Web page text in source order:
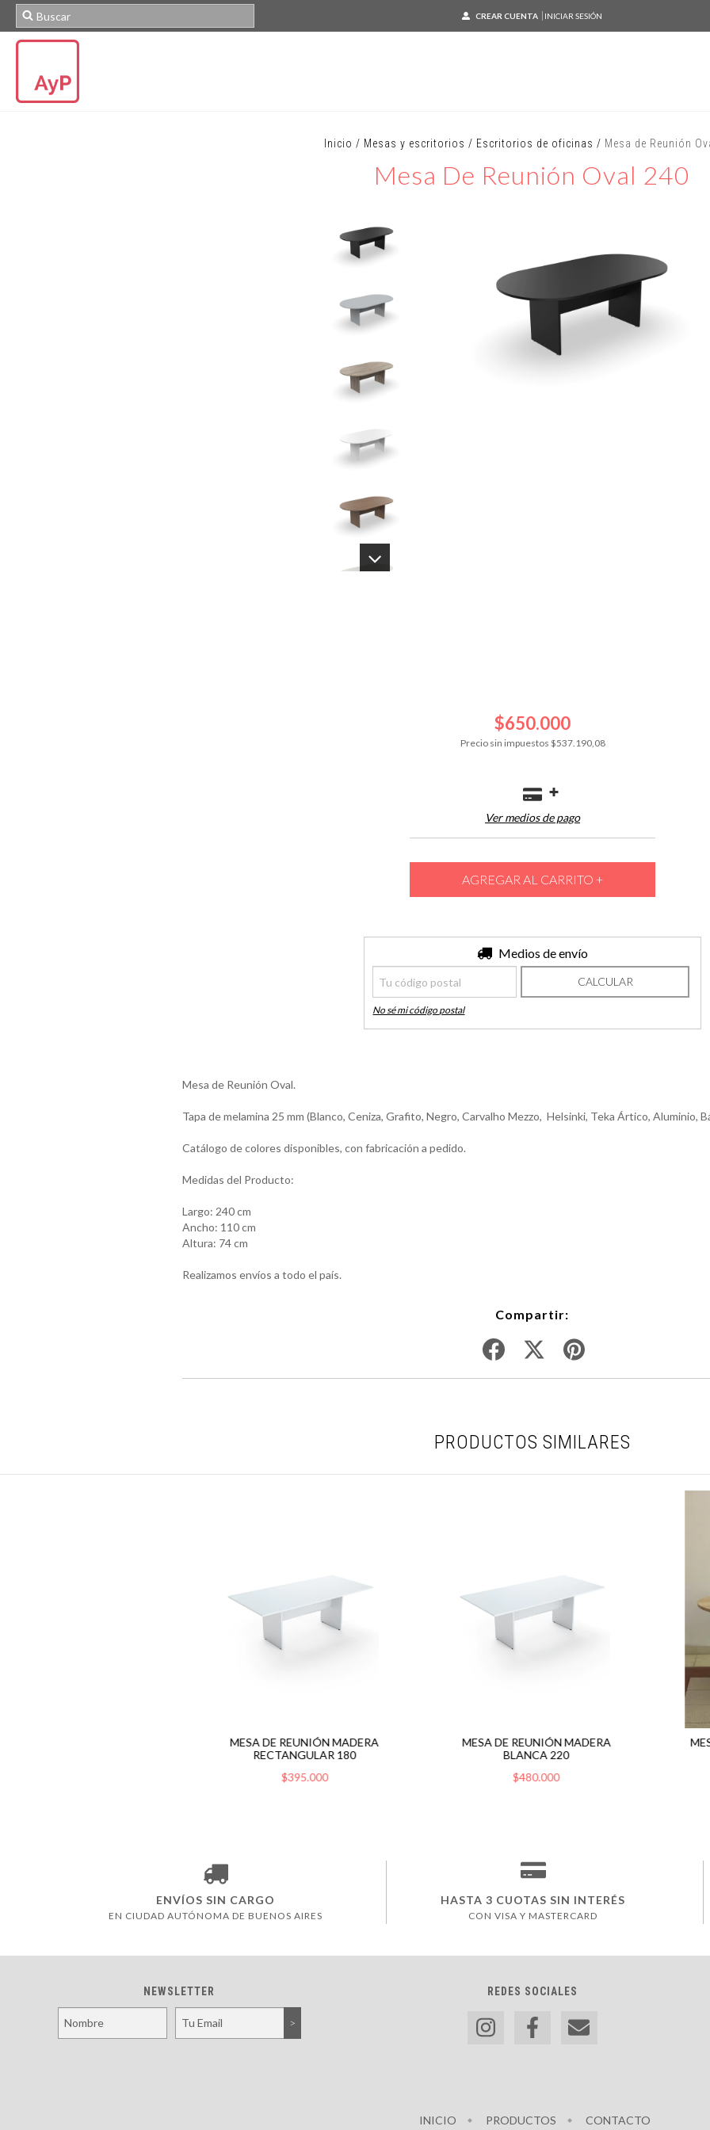
CREAR CUENTA INICIAR SESIÓN
Inicio / Mesas y escritorios / Escritorios de oficinas / Mesa de Reunión
Mesa De Reunión Oval 240
$650.000
Precio sin impuestos $537.190,08
Ver medios de pago
Medios de envío
CALCULAR
No sé mi código postal
Mesa de Reunión Oval.
Tapa de melamina 25 mm (Blanco, Ceniza, Grafito, Negro, Carvalho Mezzo, Helsinki, Teka Ártico, Aluminio,
Catálogo de colores disponibles, con fabricación a pedido.
Medidas del Producto:
Largo: 240 cm
Ancho: 110 cm
Altura: 74 cm
Realizamos envíos a todo el país.
Compartir:
PRODUCTOS SIMILARES
MESA DE REUNIÓN MADERA
RECTANGULAR 180
$395.000
MESA DE REUNIÓN MADERA
BLANCA 220
$480.000
ENVÍOS SIN CARGO
EN CIUDAD AUTÓNOMA DE BUENOS AIRES
HASTA 3 CUOTAS SIN INTERÉS
CON VISA Y MASTERCARD
NEWSLETTER REDES SOCIALES
INICIO PRODUCTOS CONTACTO